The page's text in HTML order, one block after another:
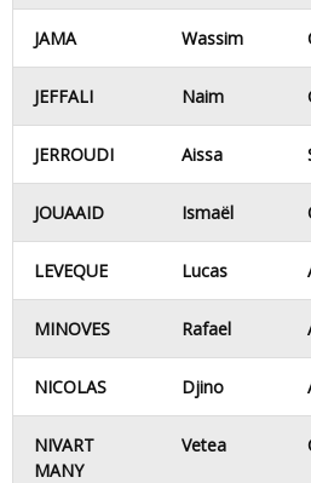
JAMA Wassim
JEFFALI Naim
JERROUDI Aissa
JOUAAID Ismaël
LEVEQUE Lucas
MINOVES Rafael
NICOLAS Djino
NIVART
MANY
Vetea